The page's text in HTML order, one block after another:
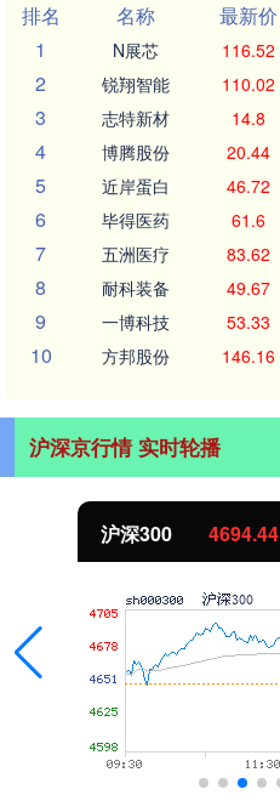
排名
名称 最新价
1
N展芯 116.52
2 锐翔智能 110.02
3 志特新材 14.8
4 博腾股份 20.44
5 近岸蛋白 46.72
6 毕得医药 61.6
7 五洲医疗 83.62
8 耐科装备 49.67
9 一博科技 53.33
10 方邦股份 146.16
沪深京行情 实时轮播
北证50 1134.24